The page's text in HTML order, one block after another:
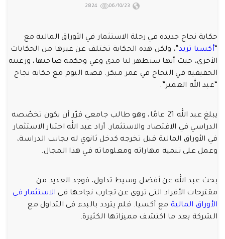
06/10/23
2824
حكاية نجاح جديدة في رحلة الاستثمار في الأوراق المالية مع
أكسيا تريد“، ولكن هذه الحكاية تختلف عن غيرها من الحكايات
الأخرى، حيث أنها ستظهر لنا مدى وعي وحكمة صاحبها، ورغبته
الحقيقية في النجاح في عمر مبكر. قصة اليوم مع حكاية نجاح
“عبد الله العمير”.
يبلغ عبد الله 21 عامًا، وهو طالب جامعي قرّر أن يكون تخصّصه
الدراسي في الاقتصاد والاستثمار. أراد عبد الله اختبار الاستثمار
في الأوراق المالية قبل تخرجه كدخل ثانوي له بجانب الدراسة،
وعمل على تنمية مهاراته ومعلوماته في هذا المجال.
بحث عبد الله عن أفضل وسيط تداول، فوجد العديد من
مقترحات الأفراد التي تروي عن تجارب نجاحها في الاستثمار في
الأوراق المالية مع أكسيا. فلم يتردد بالبدء في التداول مع
الشركة بعد ما اكتشف مميزاتها الكثيرة.